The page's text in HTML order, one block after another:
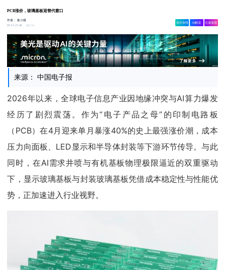
PCB涨价，玻璃基板迎替代窗口
作者：集小微
05-12 21:46
6.5w
相关舆情 AI解读 生成海报
来源： 中国电子报
2026年以来，全球电子信息产业因地缘冲突与AI算力爆发
经历了剧烈震荡。作为“电子产品之母”的印制电路板
（PCB）在4月迎来单月暴涨40%的史上最强涨价潮，成本
压力向面板、LED显示和半导体封装等下游环节传导。与此
同时，在AI需求井喷与有机基板物理极限逼近的双重驱动
下，显示玻璃基板与封装玻璃基板凭借成本稳定性与性能优
势，正加速进入行业视野。